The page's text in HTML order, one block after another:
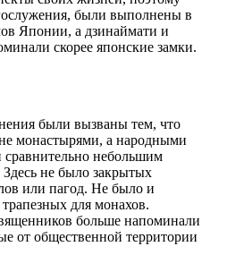
были выполнены в
Японии, а дзинаймати и
скорее японские замки.
были вызваны тем, что
монастырями, а народными
небольшим
не было закрытых
или пагод. Не было и
для монахов.
больше напоминали
от общественной территории